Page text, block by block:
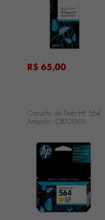
R$ 65,00
Cartucho de Tinta HP 564
Amarelo - CB320WL